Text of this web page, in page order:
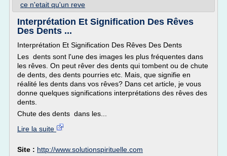
ce n'etait qu'un reve
Interprétation Et Signification Des Rêves
Des Dents ...
Interprétation Et Signification Des Rêves Des Dents
Les dents sont l'une des images les plus fréquentes dans
les rêves. On peut rêver des dents qui tombent ou de chute
de dents, des dents pourries etc. Mais, que signifie en
réalité les dents dans vos rêves? Dans cet article, je vous
donne quelques significations interprétations des rêves des
dents.
Chute des dents dans les...
Lire la suite
Site : http://www.solutionspirituelle.com